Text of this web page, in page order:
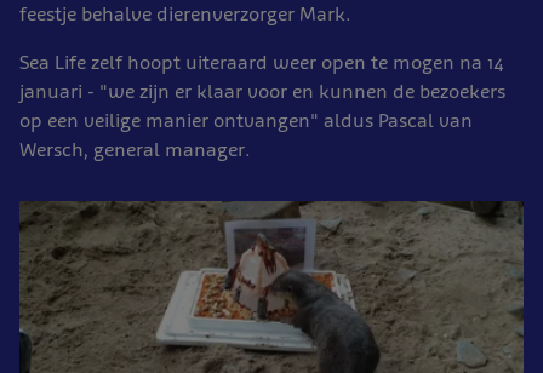
feestje behalve dierenverzorger Mark.
Sea Life zelf hoopt uiteraard weer open te mogen na 14
januari - "we zijn er klaar voor en kunnen de bezoekers
op een veilige manier ontvangen" aldus Pascal van
Wersch, general manager.